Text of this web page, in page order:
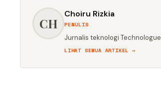
CH
Choiru Rizkia
PENULIS
Jurnalis teknologi
LIHAT SEMUA ARTIKEL →